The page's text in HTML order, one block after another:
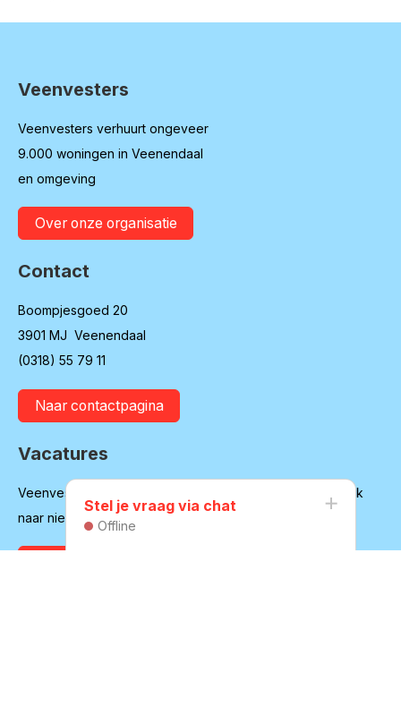
Contactinformatie
Veenvesters
Veenvesters verhuurt ongeveer
9.000 woningen in Veenendaal
en omgeving
Over onze organisatie
Contact
Boompjesgoed 20
3901 MJ Veenendaal
(0318) 55 79 11
Naar contactpagina
Vacatures
Veenvesters blijft in ontwikkeling en is regelmatig op zoek
naar nieuwe medewerkers
Stel je vraag via chat
Offline